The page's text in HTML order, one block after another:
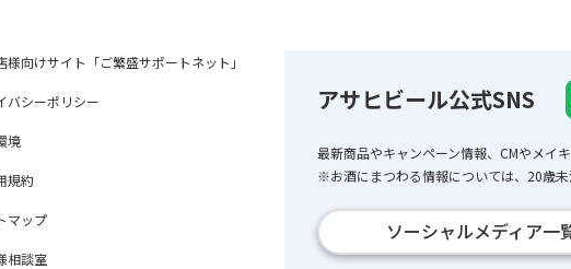
様向けサイト「ご繁盛サポートネット」
バシーポリシー
境
規約
マップ
相談室
アサヒビール公式SNS
最新商品やキャンペーン情報、CMやメイ
※お酒にまつわる情報については、20歳未
ソーシャルメディア一